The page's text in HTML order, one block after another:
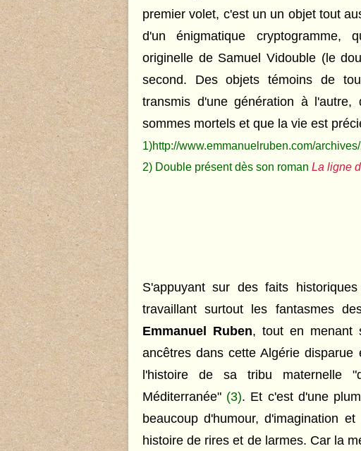
premier volet, c'est un un objet tout
d'un énigmatique cryptogramme,
originelle de Samuel Vidouble (le
second. Des objets témoins de
transmis d'une génération à
sommes mortels et que la vie est
1)http://www.emmanuelruben.com/
2) Double présent dès son roman La ligne
S'appuyant sur des faits
travaillant surtout les fantasmes
Emmanuel Ruben, tout en menant
ancêtres dans cette Algérie
l'histoire de sa tribu maternelle
Méditerranée" (3). Et c'est d'une
beaucoup d'humour, d'imagination
histoire de rires et de larmes. Car la